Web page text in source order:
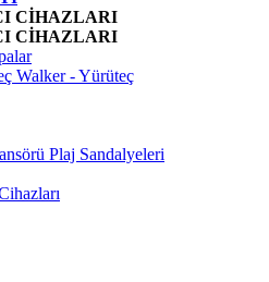
CİHAZLARI
CİHAZLARI
Walker - Yürüteç
Plaj Sandalyeleri